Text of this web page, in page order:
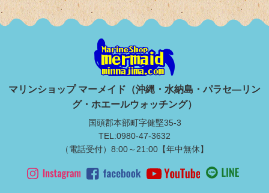
マリンショップ マーメイド（沖縄・水納島・パラセ―リン
グ・ホエールウォッチング）
国頭郡本部町字健堅35-3
TEL:0980-47-3632
（電話受付）8:00～21:00【年中無休】